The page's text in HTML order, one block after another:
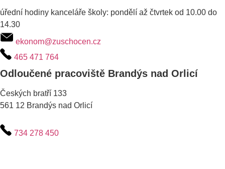
úřední hodiny kanceláře školy: pondělí až čtvrtek od 10.00 do
14.30
ekonom@zuschocen.cz
465 471 764
Odloučené pracoviště Brandýs nad Orlicí
Českých bratří 133
561 12 Brandýs nad Orlicí
734 278 450